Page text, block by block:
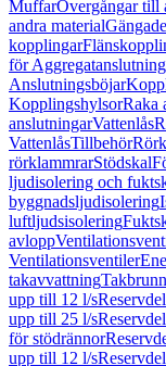
MuffarÖvergångar till
andra material
kopplingar
för
Anslutningsböjar
KopplingshylsorRaka
anslutningarVattenlås
VattenlåsTillbehör
rörklammrarStödskal
ljudisolering och
byggnadsljudisolering
luftljudsisolering
avlopp
Ventilationsventiler
takavvattning
upp till 12 l/s
upp till 25 l/s
för stödrännor
upp till 12 l/s